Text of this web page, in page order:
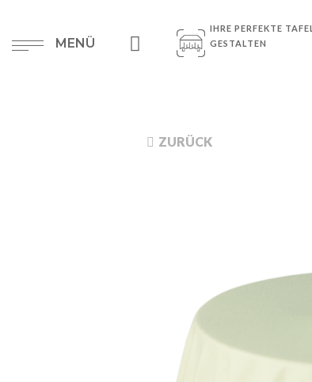
MENÜ
IHRE PERFEKTE TAFEL
GESTALTEN
ZURÜCK